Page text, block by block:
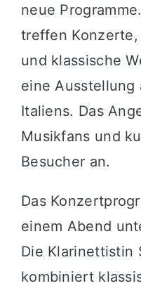
neue
treffen
und klassische
eine Ausstellung
Italiens. Das
Musikfans und
Besucher an.
Das
einem Abend
Die Klarinettistin
kombiniert